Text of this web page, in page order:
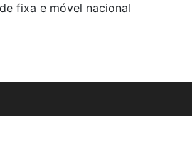
fixa e móvel nacional